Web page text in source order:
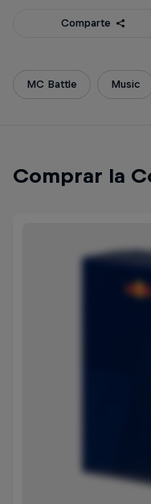
Comparte
MC Battle Music
Comprar la